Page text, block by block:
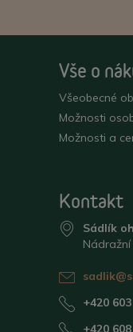
Vše o
Všeobecné
Možnosti
Možnosti a
Kontakt
Sádlík
Nádražní
+420
+420